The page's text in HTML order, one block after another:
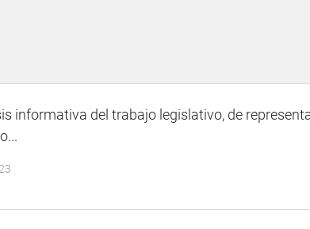
informativa del trabajo legislativo, de